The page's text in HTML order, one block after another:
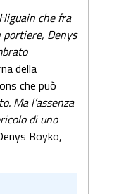
che fra
Denys
della
che può
Ma l’assenza
di uno
Boyko,